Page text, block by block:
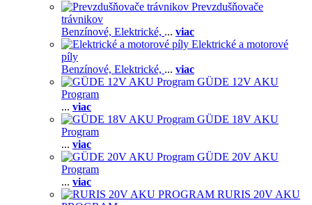
Prevzdušňovače
trávnikov
Benzínové, Elektrické, ... viac
Elektrické a motorové
píly
Benzínové, Elektrické, ... viac
GÜDE 12V AKU
Program
... viac
GÜDE 18V AKU
Program
... viac
GÜDE 20V AKU
Program
... viac
RURIS 20V AKU